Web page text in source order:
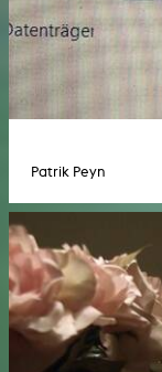
Patrik Peyn